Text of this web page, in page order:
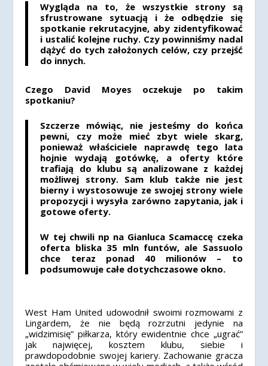
Wygląda na to, że wszystkie strony są
sfrustrowane sytuacją i że odbędzie się
spotkanie rekrutacyjne, aby zidentyfikować
i ustalić kolejne ruchy. Czy powinniśmy nadal
dążyć do tych założonych celów, czy przejść
do innych.
Czego David Moyes oczekuje po takim
spotkaniu?
Szczerze mówiąc, nie jesteśmy do końca
pewni, czy może mieć zbyt wiele skarg,
ponieważ właściciele naprawdę tego lata
hojnie wydają gotówkę, a oferty które
trafiają do klubu są analizowane z każdej
możliwej strony. Sam klub także nie jest
bierny i wystosowuje ze swojej strony wiele
propozycji i wysyła zarówno zapytania, jak i
gotowe oferty.
W tej chwili np na Gianluca Scamaccę czeka
oferta bliska 35 mln funtów, ale Sassuolo
chce teraz ponad 40 milionów – to
podsumowuje całe dotychczasowe okno.
West Ham United udowodnił swoimi rozmowami z
Lingardem, że nie będą rozrzutni jedynie na
„widzimisię” piłkarza, który ewidentnie chce „ugrać”
jak najwięcej, kosztem klubu, siebie i
prawdopodobnie swojej kariery. Zachowanie gracza